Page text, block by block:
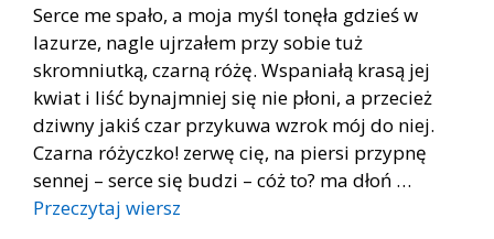
Serce me spało, a moja myśl tonęła gdzieś w
lazurze, nagle ujrzałem przy sobie tuż
skromniutką, czarną różę. Wspaniałą krasą jej
kwiat i liść bynajmniej się nie płoni, a przecież
dziwny jakiś czar przykuwa wzrok mój do niej.
Czarna różyczko! zerwę cię, na piersi przypnę
sennej – serce się budzi – cóż to? ma dłoń …
Przeczytaj wiersz